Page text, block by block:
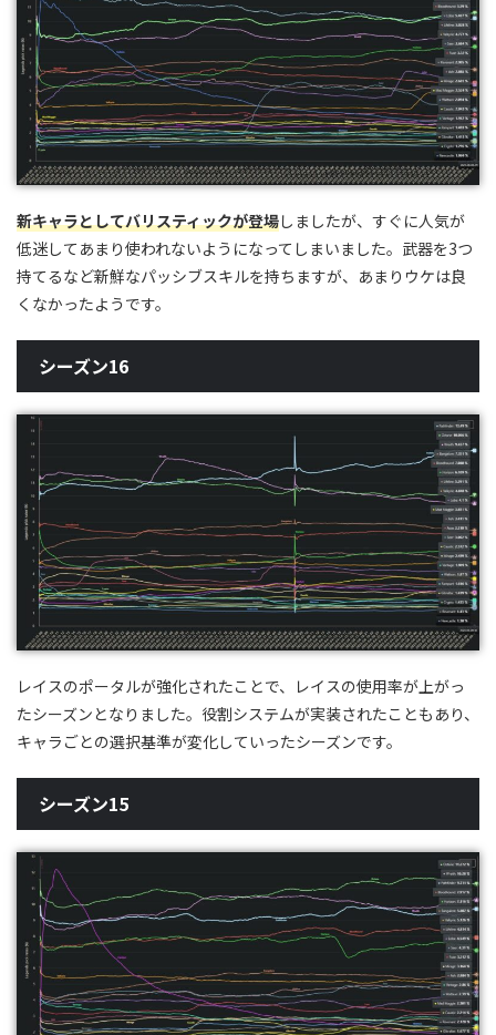
新キャラとしてバリスティックが登場しましたが、すぐに人気が
低迷してあまり使われないようになってしまいました。武器を3つ
持てるなど新鮮なパッシブスキルを持ちますが、あまりウケは良
くなかったようです。
シーズン16
レイスのポータルが強化されたことで、レイスの使用率が上がっ
たシーズンとなりました。役割システムが実装されたこともあり、
キャラごとの選択基準が変化していったシーズンです。
シーズン15